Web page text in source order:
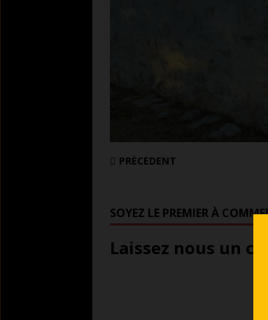
PRÉCÉDENT
SOYEZ LE PREMIER À
Laissez nous un